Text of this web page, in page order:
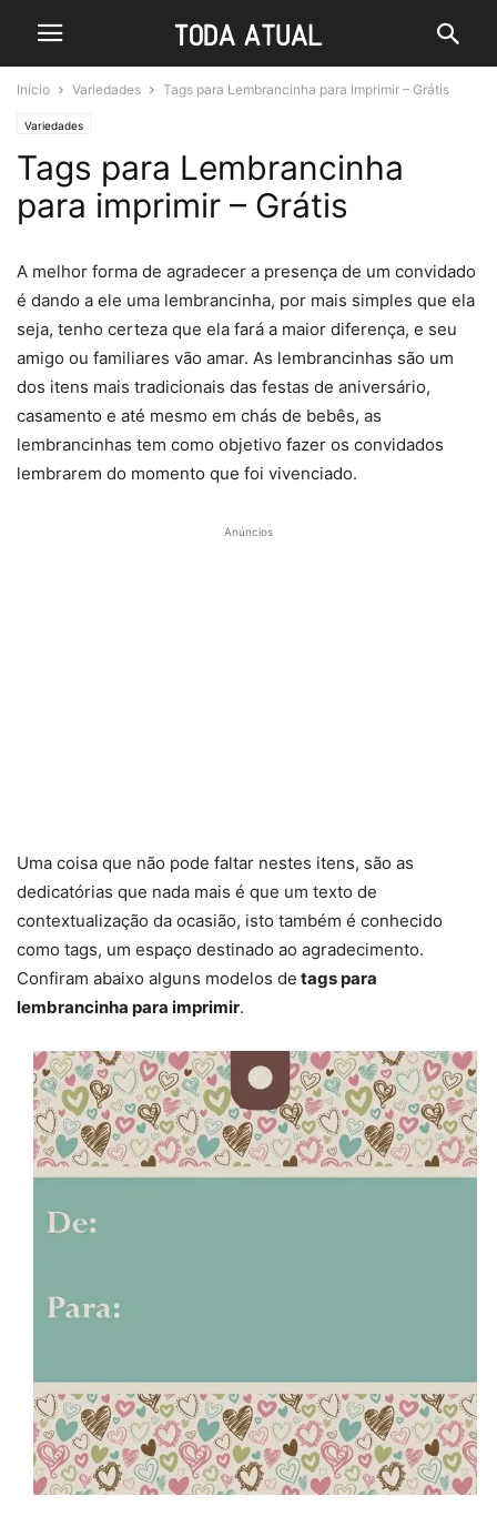
Início Variedades Tags para Lembrancinha para imprimir – Grátis
Variedades
Tags para Lembrancinha
para imprimir – Grátis
A melhor forma de agradecer a presença de um convidado
é dando a ele uma lembrancinha, por mais simples que ela
seja, tenho certeza que ela fará a maior diferença, e seu
amigo ou familiares vão amar. As lembrancinhas são um
dos itens mais tradicionais das festas de aniversário,
casamento e até mesmo em chás de bebês, as
lembrancinhas tem como objetivo fazer os convidados
lembrarem do momento que foi vivenciado.
Anúncios
Uma coisa que não pode faltar nestes itens, são as
dedicatórias que nada mais é que um texto de
contextualização da ocasião, isto também é conhecido
como tags, um espaço destinado ao agradecimento.
Confiram abaixo alguns modelos de tags para
lembrancinha para imprimir.